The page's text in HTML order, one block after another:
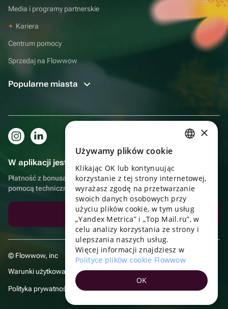
Media i programy partnerskie
Kariera
Centrum pomocy
Sprzedaj na Flowwow
Popularne miasta
W aplikacji jest to jeszcze wygodniejsze!
Płatność z bonusami, samodzielna dostawa, wygodny czat z
pomocą techniczną
Pobierz aplikację
© Flowwow, inc
Warunki użytkowania
Polityka prywatności
UKRAINIAN
PORTUGUESE
SPANISH
TURKISH
×
Używamy plików cookie
Klikając OK lub kontynuując
korzystanie z tej strony internetowej,
wyrażasz zgodę na przetwarzanie
swoich danych osobowych przy
użyciu plików cookie, w tym usług
„Yandex Metrica” i „Top Mail.ru”, w
celu analizy korzystania ze strony i
ulepszania naszych usług.
Więcej informacji znajdziesz w
Polityce plików cookie Flowwow
OK